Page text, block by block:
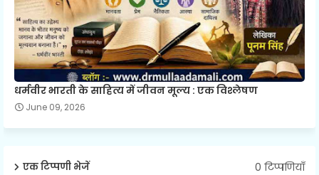
धर्मवीर भारती के साहित्य में जीवन मूल्य : एक विश्लेषण
June 09, 2026
एक टिप्पणी भेजें 0 टिप्पणियाँ